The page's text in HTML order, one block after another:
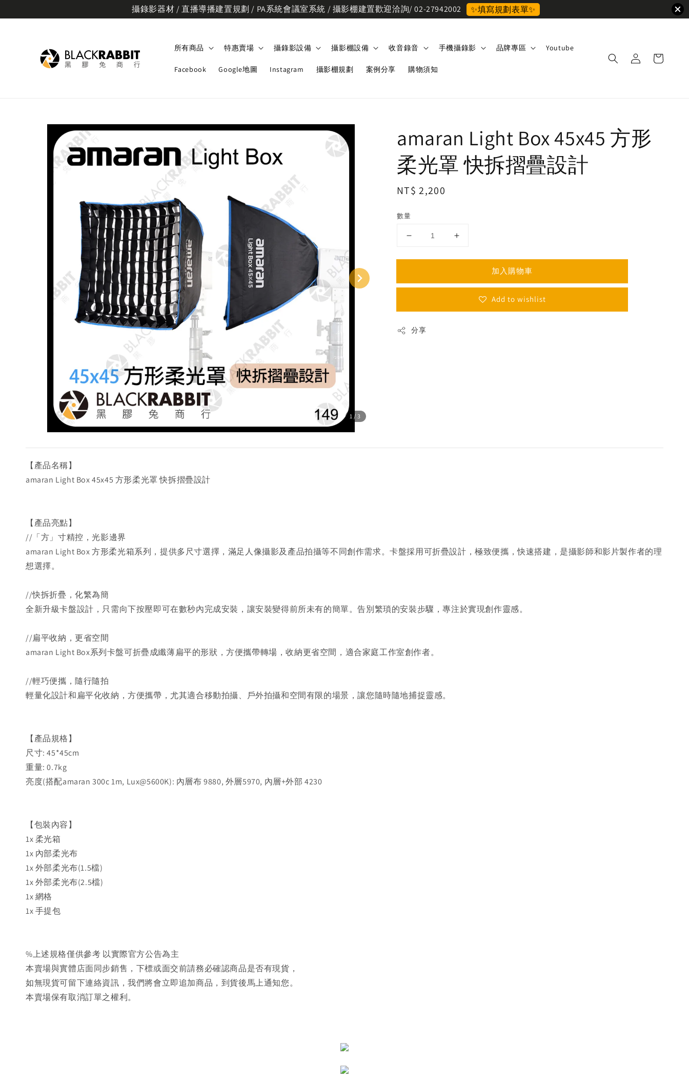
攝錄影器材 / 直播導播建置規劃 / PA系統會議室系統 / 攝影棚建置歡迎洽詢/ 02-27942002 ✨填寫規劃表單✨
所有商品 特惠賣場 攝錄影設備 攝影棚設備 收音錄音 手機攝錄影 品牌專區 Youtube
Facebook Google地圖 Instagram 攝影棚規劃 案例分享 購物須知
1/3
amaran Light Box 45x45 方形
柔光罩 快拆摺疊設計
Regular
NT$ 2,200
數量
加入購物車
Add to wishlist
分享
【產品名稱】
amaran Light Box 45x45 方形柔光罩 快拆摺疊設計
【產品亮點】
//「方」寸精控，光影邊界
amaran Light Box 方形柔光箱系列，提供多尺寸選擇，滿足人像攝影及產品拍攝等不同創作需求。卡盤採用可折疊設計，極致便攜，快速搭建，是攝影師和影片製作者的理
想選擇。
//快拆折疊，化繁為簡
全新升級卡盤設計，只需向下按壓即可在數秒內完成安裝，讓安裝變得前所未有的簡單。告別繁瑣的安裝步驟，專注於實現創作靈感。
//扁平收納，更省空間
amaran Light Box系列卡盤可折疊成纖薄扁平的形狀，方便攜帶轉場，收納更省空間，適合家庭工作室創作者。
//輕巧便攜，隨行隨拍
輕量化設計和扁平化收納，方便攜帶，尤其適合移動拍攝、戶外拍攝和空間有限的場景，讓您隨時隨地捕捉靈感。
【產品規格】
尺寸: 45*45cm
重量: 0.7kg
亮度(搭配amaran 300c 1m, Lux@5600K): 內層布 9880, 外層5970, 內層+外部 4230
【包裝內容】
1x 柔光箱
1x 內部柔光布
1x 外部柔光布(1.5檔)
1x 外部柔光布(2.5檔)
1x 網格
1x 手提包
%上述規格僅供參考 以實際官方公告為主
本賣場與實體店面同步銷售，下標或面交前請務必確認商品是否有現貨，
如無現貨可留下連絡資訊，我們將會立即追加商品，到貨後馬上通知您。
本賣場保有取消訂單之權利。